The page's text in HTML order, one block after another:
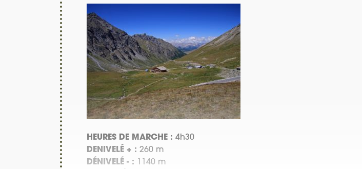
HEURES DE MARCHE : 4h30
DENIVELÉ + : 260 m
DÉNIVELÉ - : 1140 m